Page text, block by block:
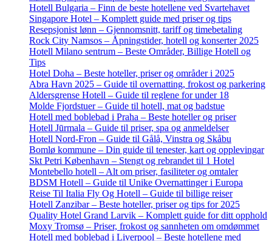
Hotell Bulgaria – Finn de beste hotellene ved Svartehavet
Singapore Hotel – Komplett guide med priser og tips
Resepsjonist lønn – Gjennomsnitt, tariff og timebetaling
Rock City Namsos – Åpningstider, hotell og konserter 2025
Hotell Milano sentrum – Beste Områder, Billige Hotell og
Tips
Hotel Doha – Beste hoteller, priser og områder i 2025
Abra Havn 2025 – Guide til overnatting, frokost og parkering
Aldersgrense Hotell – Guide til reglene for under 18
Molde Fjordstuer – Guide til hotell, mat og badstue
Hotell med boblebad i Praha – Beste hoteller og priser
Hotell Jūrmala – Guide til priser, spa og anmeldelser
Hotell Nord-Fron – Guide til Gålå, Vinstra og Skåbu
Bomlø kommune – Din guide til tenester, kart og opplevingar
Skt Petri København – Stengt og rebrandet til 1 Hotel
Montebello hotell – Alt om priser, fasiliteter og omtaler
BDSM Hotell – Guide til Unike Overnattinger i Europa
Reise Til Italia Fly Og Hotell – Guide til billige reiser
Hotell Zanzibar – Beste hoteller, priser og tips for 2025
Quality Hotel Grand Larvik – Komplett guide for ditt opphold
Moxy Tromsø – Priser, frokost og sannheten om omdømmet
Hotell med boblebad i Liverpool – Beste hotellene med